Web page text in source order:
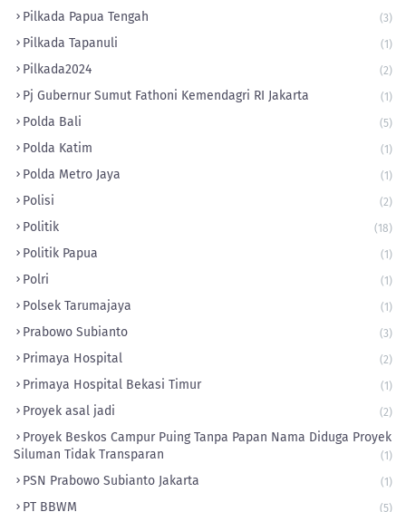
Pilkada Papua Tengah (3)
Pilkada Tapanuli (1)
Pilkada2024 (2)
Pj Gubernur Sumut Fathoni Kemendagri RI Jakarta (1)
Polda Bali (5)
Polda Katim (1)
Polda Metro Jaya (1)
Polisi (2)
Politik (18)
Politik Papua (1)
Polri (1)
Polsek Tarumajaya (1)
Prabowo Subianto (3)
Primaya Hospital (2)
Primaya Hospital Bekasi Timur (1)
Proyek asal jadi (2)
Proyek Beskos Campur Puing Tanpa Papan Nama Diduga Proyek
Siluman Tidak Transparan
(1)
PSN Prabowo Subianto Jakarta (1)
PT BBWM (5)